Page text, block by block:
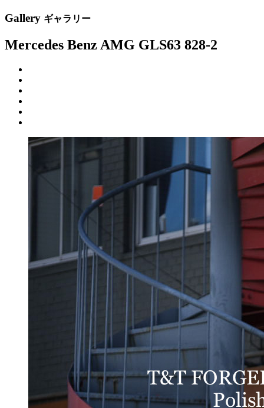
Gallery ギャラリー
Mercedes Benz AMG GLS63 828-2